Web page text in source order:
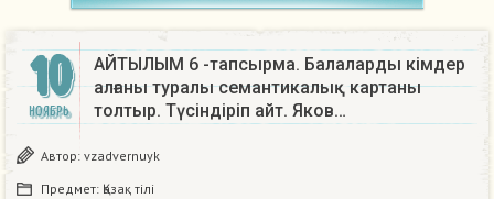
10
НОЯБРЬ
АЙТЫЛЫМ 6 -тапсырма. Балаларды кiмдер
алғаны туралы семантикалық картаны
толтыр. Түсiндiрiп айт. Яков…
Автор: vzadvernuyk
Предмет: Қазақ тiлi